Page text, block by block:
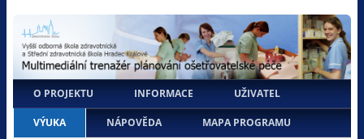
O PROJEKTU INFORMACE UŽIVATEL
VÝUKA NÁPOVĚDA MAPA PROGRAMU